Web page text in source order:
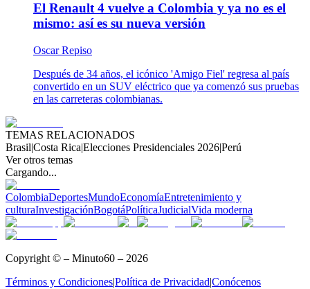
El Renault 4 vuelve a Colombia y ya no es el
mismo: así es su nueva versión
Oscar Repiso
Después de 34 años, el icónico 'Amigo Fiel' regresa al país
convertido en un SUV eléctrico que ya comenzó sus pruebas
en las carreteras colombianas.
TEMAS RELACIONADOS
Brasil|Costa Rica|Elecciones Presidenciales 2026|Perú
Ver otros temas
Cargando...
ColombiaDeportesMundoEconomíaEntretenimiento y
culturaInvestigaciónBogotáPolíticaJudicialVida moderna
Copyright © – Minuto60 – 2026
Términos y Condiciones|Política de Privacidad|Conócenos